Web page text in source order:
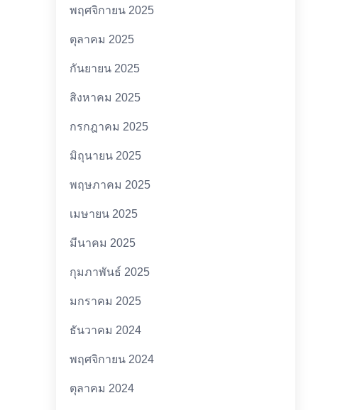
พฤศจิกายน 2025
ตุลาคม 2025
กันยายน 2025
สิงหาคม 2025
กรกฎาคม 2025
มิถุนายน 2025
พฤษภาคม 2025
เมษายน 2025
มีนาคม 2025
กุมภาพันธ์ 2025
มกราคม 2025
ธันวาคม 2024
พฤศจิกายน 2024
ตุลาคม 2024